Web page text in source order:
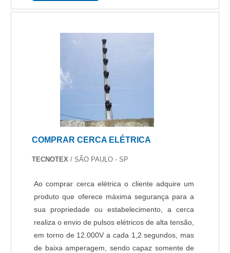
COMPRAR CERCA ELÉTRICA
TECNOTEX / SÃO PAULO - SP
Ao comprar cerca elétrica o cliente adquire um
produto que oferece máxima segurança para a
sua propriedade ou estabelecimento, a cerca
realiza o envio de pulsos elétricos de alta tensão,
em torno de 12.000V a cada 1,2 segundos, mas
de baixa amperagem, sendo capaz somente de